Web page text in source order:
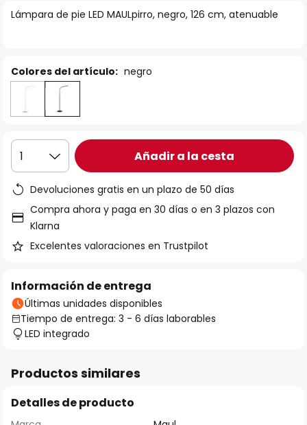
laLámpara de pie LED MAULpirro, negro, 126 cm, atenuable
Colores del artículo: negro
1 Añadir a la cesta
Devoluciones gratis en un plazo de 50 días
Compra ahora y paga en 30 días o en 3 plazos con
Klarna
Excelentes valoraciones en Trustpilot
Información de entrega
Últimas unidades disponibles
Tiempo de entrega: 3 - 6 días laborables
LED integrado
Productos similares
Detalles de producto